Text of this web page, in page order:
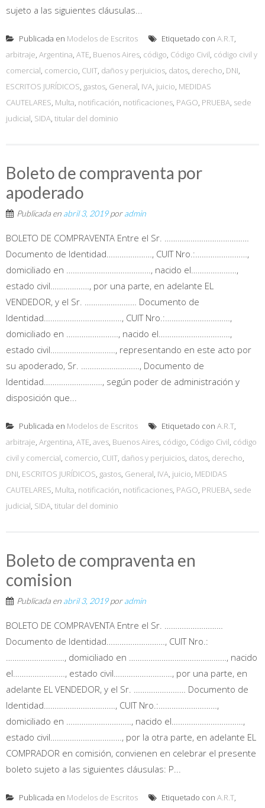
sujeto a las siguientes cláusulas...
Publicada en Modelos de Escritos Etiquetado con A.R.T,
arbitraje, Argentina, ATE, Buenos Aires, código, Código Civil, código civil y
comercial, comercio, CUIT, daños y perjuicios, datos, derecho, DNI,
ESCRITOS JURÍDICOS, gastos, General, IVA, juicio, MEDIDAS
CAUTELARES, Multa, notificación, notificaciones, PAGO, PRUEBA, sede
judicial, SIDA, titular del dominio
Boleto de compraventa por
apoderado
Publicada en abril 3, 2019poradmin
BOLETO DE COMPRAVENTA Entre el Sr. …………………………………
Documento de Identidad…………………, CUIT Nro.:……………………,
domiciliado en …………………………………, nacido el…………………,
estado civil………………, por una parte, en adelante EL
VENDEDOR, y el Sr. …………………… Documento de
Identidad………………………………, CUIT Nro.:…………………………,
domiciliado en ……………………, nacido el……………………………,
estado civil…………………………, representando en este acto por
su apoderado, Sr. ………………………, Documento de
Identidad………………………, según poder de administración y
disposición que...
Publicada en Modelos de Escritos Etiquetado con A.R.T,
arbitraje, Argentina, ATE, aves, Buenos Aires, código, Código Civil, código
civil y comercial, comercio, CUIT, daños y perjuicios, datos, derecho,
DNI, ESCRITOS JURÍDICOS, gastos, General, IVA, juicio, MEDIDAS
CAUTELARES, Multa, notificación, notificaciones, PAGO, PRUEBA, sede
judicial, SIDA, titular del dominio
Boleto de compraventa en
comision
Publicada en abril 3, 2019poradmin
BOLETO DE COMPRAVENTA Entre el Sr. ………………………
Documento de Identidad………………………, CUIT Nro.:
………………………, domiciliado en ………………………………………, nacido
el……………………, estado civil………………………, por una parte, en
adelante EL VENDEDOR, y el Sr. …………………… Documento de
Identidad……………………………, CUIT Nro.:………………………,
domiciliado en …………………………, nacido el……………………………,
estado civil……………………………, por la otra parte, en adelante EL
COMPRADOR en comisión, convienen en celebrar el presente
boleto sujeto a las siguientes cláusulas: P...
Publicada en Modelos de Escritos Etiquetado con A.R.T,